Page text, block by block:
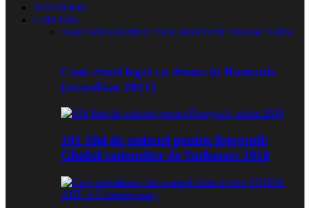
Servicii foto
Ghid Foto
ToateArticoleEditare fotoGhid PracticTutoriale Video
Cum zbori legal cu drona in Romania
(actualizat 2021)
101 Idei de cadouri pentru fotografi:
Ghidul cadourilor de Sarbatori 2018